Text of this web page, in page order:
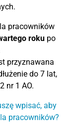
pracowników
roku po
przyznawana
do 7 lat,
nr 1 AO.
wpisać, aby
pracowników?